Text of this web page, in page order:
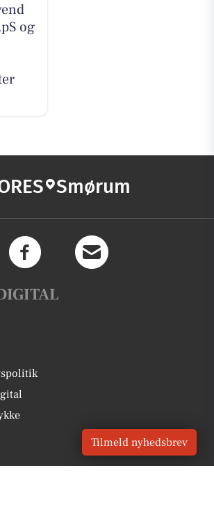
og
Smørum
Tilmeld nyhedsbrev